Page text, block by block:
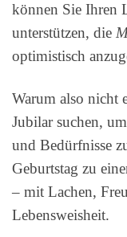
können Sie Ihren
unterstützen, die
optimistisch
Warum also nicht
Jubilar suchen,
und Bedürfnisse
Geburtstag zu
– mit Lachen,
Lebensweisheit.